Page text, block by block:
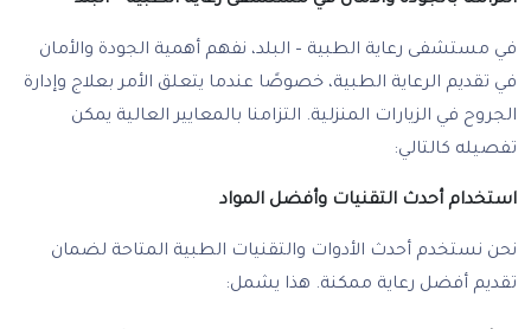
في مستشفى رعاية الطبية – البلد، نفهم أهمية الجودة والأمان
في تقديم الرعاية الطبية، خصوصًا عندما يتعلق الأمر بعلاج وإدارة
الجروح في الزيارات المنزلية. التزامنا بالمعايير العالية يمكن
تفصيله كالتالي:
استخدام أحدث التقنيات وأفضل المواد
نحن نستخدم أحدث الأدوات والتقنيات الطبية المتاحة لضمان
تقديم أفضل رعاية ممكنة. هذا يشمل: